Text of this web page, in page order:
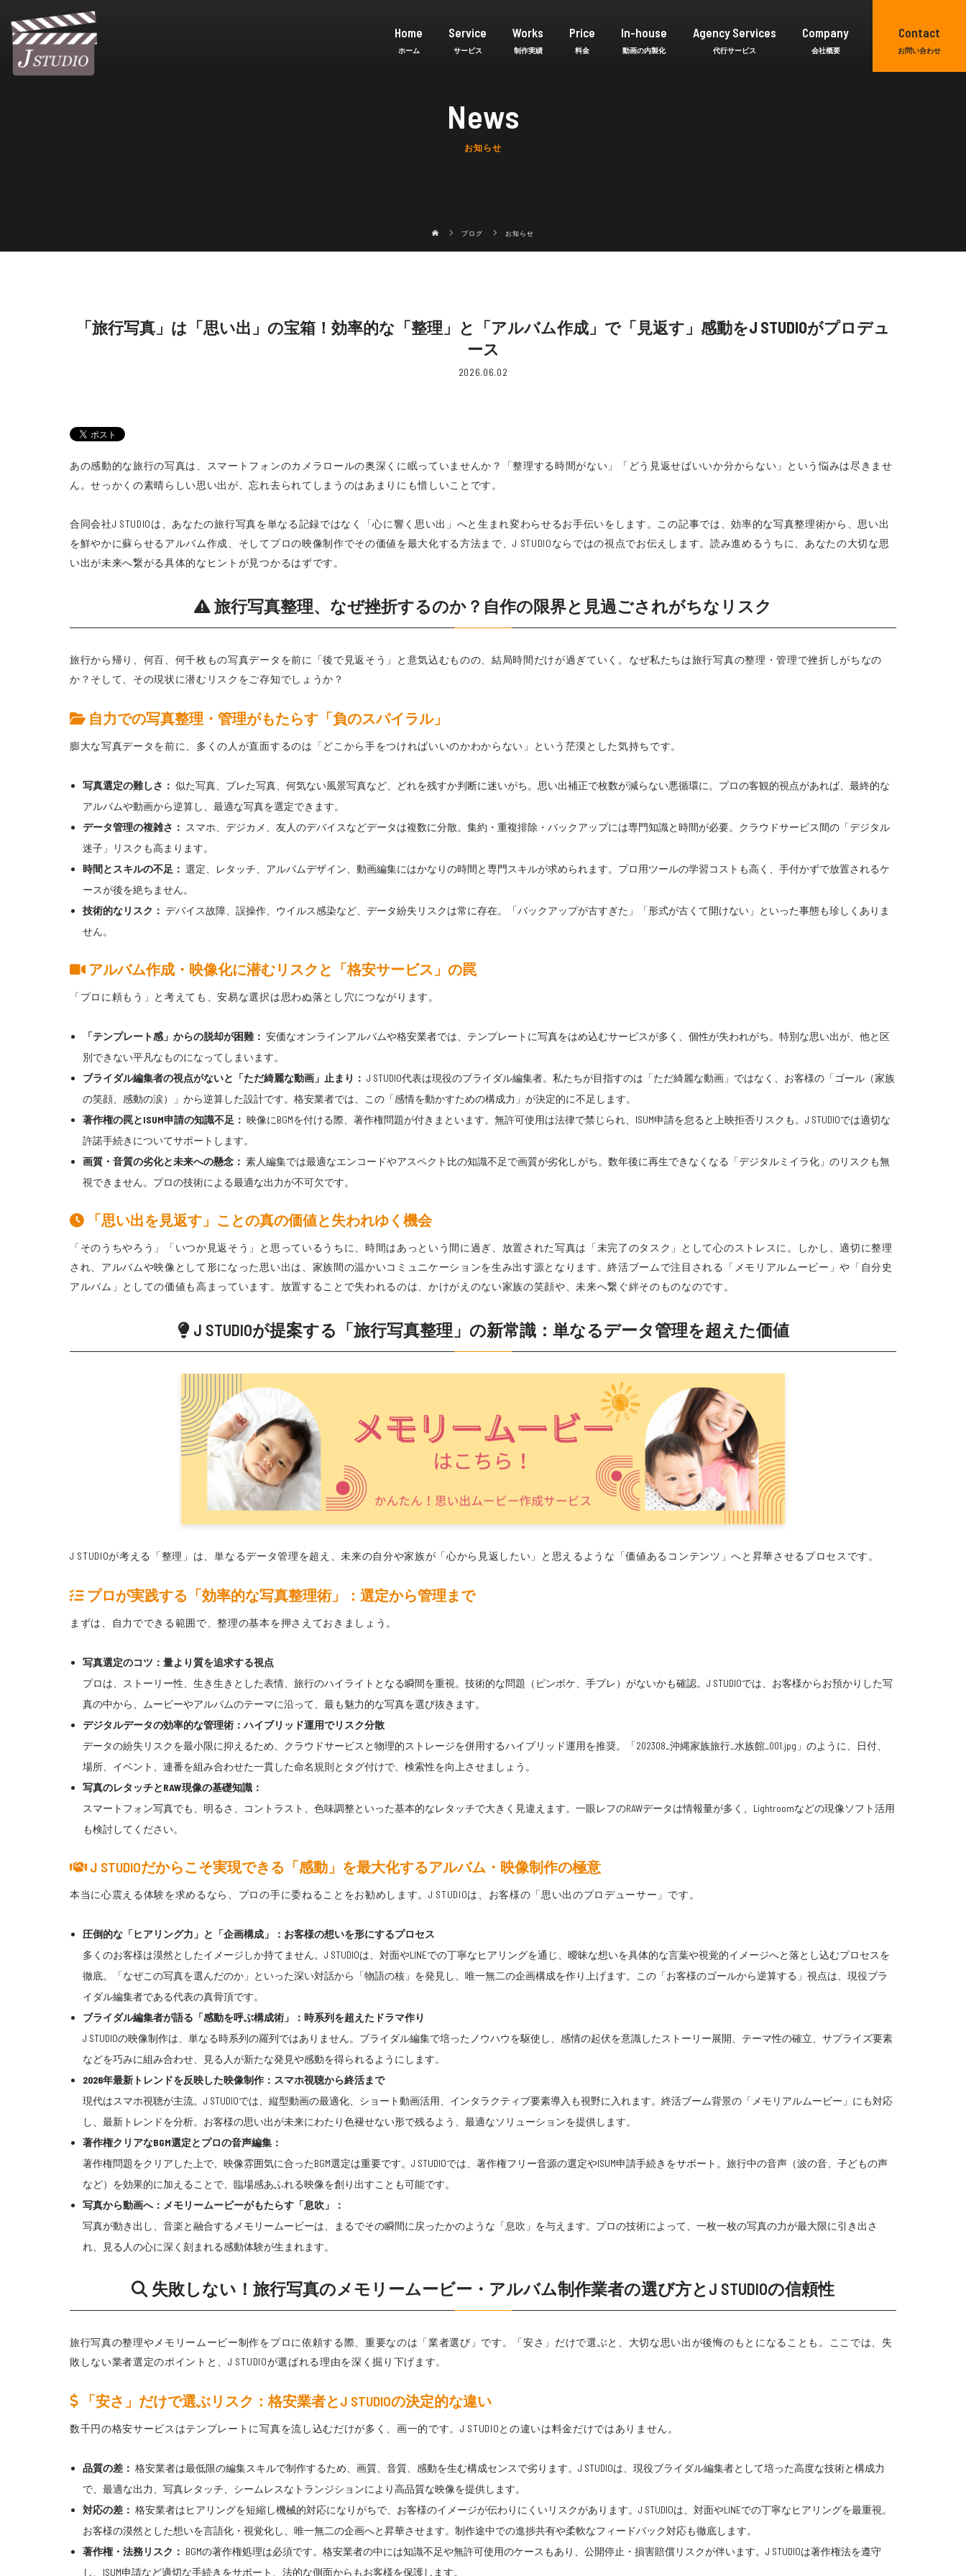
Home Service Works Price In-house Agency Services Company Contact
News
お知らせ
ブログ お知らせ
「旅行写真」は「思い出」の宝箱！効率的な「整理」と「アルバム作成」で「見返す」感動をJ STUDIOがプロデュ
ース
2026.06.02
あの感動的な旅行の写真は、スマートフォンのカメラロールの奥深くに眠っていませんか？「整理する時間がない」「どう見返せばいいか分からない」という悩みは尽きませ
ん。せっかくの素晴らしい思い出が、忘れ去られてしまうのはあまりにも惜しいことです。
合同会社J STUDIOは、あなたの旅行写真を単なる記録ではなく「心に響く思い出」へと生まれ変わらせるお手伝いをします。この記事では、効率的な写真整理術から、思い出
を鮮やかに蘇らせるアルバム作成、そしてプロの映像制作でその価値を最大化する方法まで、J STUDIOならではの視点でお伝えします。読み進めるうちに、あなたの大切な思
い出が未来へ繋がる具体的なヒントが見つかるはずです。
旅行写真整理、なぜ挫折するのか？自作の限界と見過ごされがちなリスク
旅行から帰り、何百、何千枚もの写真データを前に「後で見返そう」と意気込むものの、結局時間だけが過ぎていく。なぜ私たちは旅行写真の整理・管理で挫折しがちなの
か？そして、その現状に潜むリスクをご存知でしょうか？
自力での写真整理・管理がもたらす「負のスパイラル」
膨大な写真データを前に、多くの人が直面するのは「どこから手をつければいいのかわからない」という茫漠とした気持ちです。
写真選定の難しさ： 似た写真、ブレた写真、何気ない風景写真など、どれを残すか判断に迷いがち。思い出補正で枚数が減らない悪循環に。プロの客観的視点があれば、最終的な
アルバムや動画から逆算し、最適な写真を選定できます。
データ管理の複雑さ： スマホ、デジカメ、友人のデバイスなどデータは複数に分散。集約・重複排除・バックアップには専門知識と時間が必要。クラウドサービス間の「デジタル
迷子」リスクも高まります。
時間とスキルの不足： 選定、レタッチ、アルバムデザイン、動画編集にはかなりの時間と専門スキルが求められます。プロ用ツールの学習コストも高く、手付かずで放置されるケ
ースが後を絶ちません。
技術的なリスク： デバイス故障、誤操作、ウイルス感染など、データ紛失リスクは常に存在。「バックアップが古すぎた」「形式が古くて開けない」といった事態も珍しくありま
せん。
アルバム作成・映像化に潜むリスクと「格安サービス」の罠
「プロに頼もう」と考えても、安易な選択は思わぬ落とし穴につながります。
「テンプレート感」からの脱却が困難： 安価なオンラインアルバムや格安業者では、テンプレートに写真をはめ込むサービスが多く、個性が失われがち。特別な思い出が、他と区
別できない平凡なものになってしまいます。
ブライダル編集者の視点がないと「ただ綺麗な動画」止まり： J STUDIO代表は現役のブライダル編集者。私たちが目指すのは「ただ綺麗な動画」ではなく、お客様の「ゴール（家族
の笑顔、感動の涙）」から逆算した設計です。格安業者では、この「感情を動かすための構成力」が決定的に不足します。
著作権の罠とISUM申請の知識不足： 映像にBGMを付ける際、著作権問題が付きまといます。無許可使用は法律で禁じられ、ISUM申請を怠ると上映拒否リスクも。J STUDIOでは適切な
許諾手続きについてサポートします。
画質・音質の劣化と未来への懸念： 素人編集では最適なエンコードやアスペクト比の知識不足で画質が劣化しがち。数年後に再生できなくなる「デジタルミイラ化」のリスクも無
視できません。プロの技術による最適な出力が不可欠です。
「思い出を見返す」ことの真の価値と失われゆく機会
「そのうちやろう」「いつか見返そう」と思っているうちに、時間はあっという間に過ぎ、放置された写真は「未完了のタスク」として心のストレスに。しかし、適切に整理
され、アルバムや映像として形になった思い出は、家族間の温かいコミュニケーションを生み出す源となります。終活ブームで注目される「メモリアルムービー」や「自分史
アルバム」としての価値も高まっています。放置することで失われるのは、かけがえのない家族の笑顔や、未来へ繋ぐ絆そのものなのです。
J STUDIOが提案する「旅行写真整理」の新常識：単なるデータ管理を超えた価値
J STUDIOが考える「整理」は、単なるデータ管理を超え、未来の自分や家族が「心から見返したい」と思えるような「価値あるコンテンツ」へと昇華させるプロセスです。
プロが実践する「効率的な写真整理術」：選定から管理まで
まずは、自力でできる範囲で、整理の基本を押さえておきましょう。
写真選定のコツ：量より質を追求する視点
プロは、ストーリー性、生き生きとした表情、旅行のハイライトとなる瞬間を重視。技術的な問題（ピンボケ、手ブレ）がないかも確認。J STUDIOでは、お客様からお預かりした写
真の中から、ムービーやアルバムのテーマに沿って、最も魅力的な写真を選び抜きます。
デジタルデータの効率的な管理術：ハイブリッド運用でリスク分散
データの紛失リスクを最小限に抑えるため、クラウドサービスと物理的ストレージを併用するハイブリッド運用を推奨。「202308_沖縄家族旅行_水族館_001.jpg」のように、日付、
場所、イベント、連番を組み合わせた一貫した命名規則とタグ付けで、検索性を向上させましょう。
写真のレタッチとRAW現像の基礎知識：
スマートフォン写真でも、明るさ、コントラスト、色味調整といった基本的なレタッチで大きく見違えます。一眼レフのRAWデータは情報量が多く、Lightroomなどの現像ソフト活用
も検討してください。
J STUDIOだからこそ実現できる「感動」を最大化するアルバム・映像制作の極意
本当に心震える体験を求めるなら、プロの手に委ねることをお勧めします。J STUDIOは、お客様の「思い出のプロデューサー」です。
圧倒的な「ヒアリング力」と「企画構成」：お客様の想いを形にするプロセス
多くのお客様は漠然としたイメージしか持てません。J STUDIOは、対面やLINEでの丁寧なヒアリングを通じ、曖昧な想いを具体的な言葉や視覚的イメージへと落とし込むプロセスを
徹底。「なぜこの写真を選んだのか」といった深い対話から「物語の核」を発見し、唯一無二の企画構成を作り上げます。この「お客様のゴールから逆算する」視点は、現役ブラ
イダル編集者である代表の真骨頂です。
ブライダル編集者が語る「感動を呼ぶ構成術」：時系列を超えたドラマ作り
J STUDIOの映像制作は、単なる時系列の羅列ではありません。ブライダル編集で培ったノウハウを駆使し、感情の起伏を意識したストーリー展開、テーマ性の確立、サプライズ要素
などを巧みに組み合わせ、見る人が新たな発見や感動を得られるようにします。
2026年最新トレンドを反映した映像制作：スマホ視聴から終活まで
現代はスマホ視聴が主流。J STUDIOでは、縦型動画の最適化、ショート動画活用、インタラクティブ要素導入も視野に入れます。終活ブーム背景の「メモリアルムービー」にも対応
し、最新トレンドを分析。お客様の思い出が未来にわたり色褪せない形で残るよう、最適なソリューションを提供します。
著作権クリアなBGM選定とプロの音声編集：
著作権問題をクリアした上で、映像雰囲気に合ったBGM選定は重要です。J STUDIOでは、著作権フリー音源の選定やISUM申請手続きをサポート。旅行中の音声（波の音、子どもの声
など）を効果的に加えることで、臨場感あふれる映像を創り出すことも可能です。
写真から動画へ：メモリームービーがもたらす「息吹」：
写真が動き出し、音楽と融合するメモリームービーは、まるでその瞬間に戻ったかのような「息吹」を与えます。プロの技術によって、一枚一枚の写真の力が最大限に引き出さ
れ、見る人の心に深く刻まれる感動体験が生まれます。
失敗しない！旅行写真のメモリームービー・アルバム制作業者の選び方とJ STUDIOの信頼性
旅行写真の整理やメモリームービー制作をプロに依頼する際、重要なのは「業者選び」です。「安さ」だけで選ぶと、大切な思い出が後悔のもとになることも。ここでは、失
敗しない業者選定のポイントと、J STUDIOが選ばれる理由を深く掘り下げます。
「安さ」だけで選ぶリスク：格安業者とJ STUDIOの決定的な違い
数千円の格安サービスはテンプレートに写真を流し込むだけが多く、画一的です。J STUDIOとの違いは料金だけではありません。
品質の差： 格安業者は最低限の編集スキルで制作するため、画質、音質、感動を生む構成センスで劣ります。J STUDIOは、現役ブライダル編集者として培った高度な技術と構成力
で、最適な出力、写真レタッチ、シームレスなトランジションにより高品質な映像を提供します。
対応の差： 格安業者はヒアリングを短縮し機械的対応になりがちで、お客様のイメージが伝わりにくいリスクがあります。J STUDIOは、対面やLINEでの丁寧なヒアリングを最重視。
お客様の漠然とした想いを言語化・視覚化し、唯一無二の企画へと昇華させます。制作途中での進捗共有や柔軟なフィードバック対応も徹底します。
著作権・法務リスク： BGMの著作権処理は必須です。格安業者の中には知識不足や無許可使用のケースもあり、公開停止・損害賠償リスクが伴います。J STUDIOは著作権法を遵守
し、ISUM申請など適切な手続きをサポート、法的な側面からもお客様を保護します。